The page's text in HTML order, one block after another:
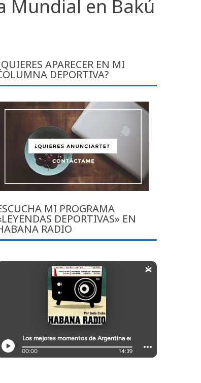
Mundial en Bakú
APARECER EN MI
DEPORTIVA?
MI PROGRAMA
DEPORTIVAS» EN
RADIO